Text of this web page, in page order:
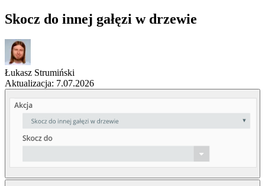
Skocz do innej gałęzi w drzewie
Łukasz Strumiński
Aktualizacja: 7.07.2026